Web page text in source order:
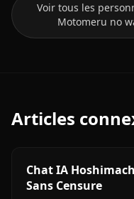
Voir tous les
Motomeru no
Articles
Chat IA
Sans Censure